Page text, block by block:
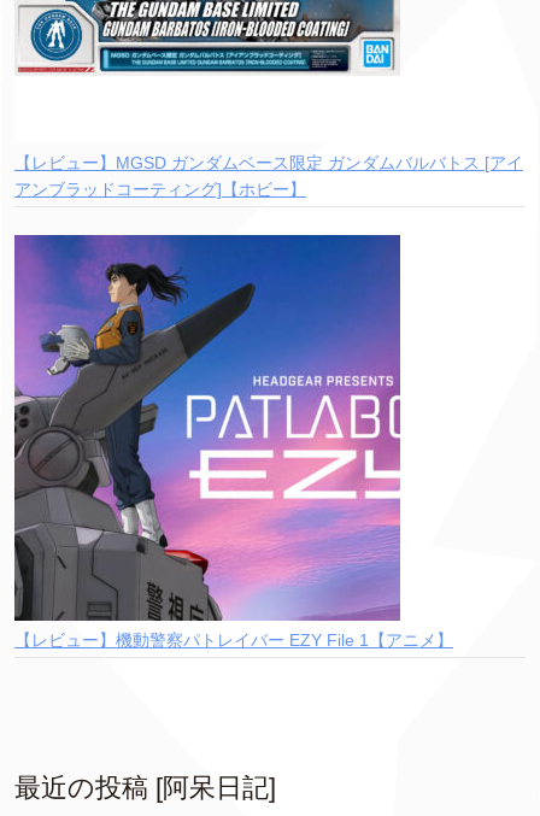
【レビュー】MGSD ガンダムベース限定 ガンダムバルバトス [アイ
アンブラッドコーティング]【ホビー】
【レビュー】機動警察パトレイバー EZY File 1【アニメ】
最近の投稿 [阿呆日記]